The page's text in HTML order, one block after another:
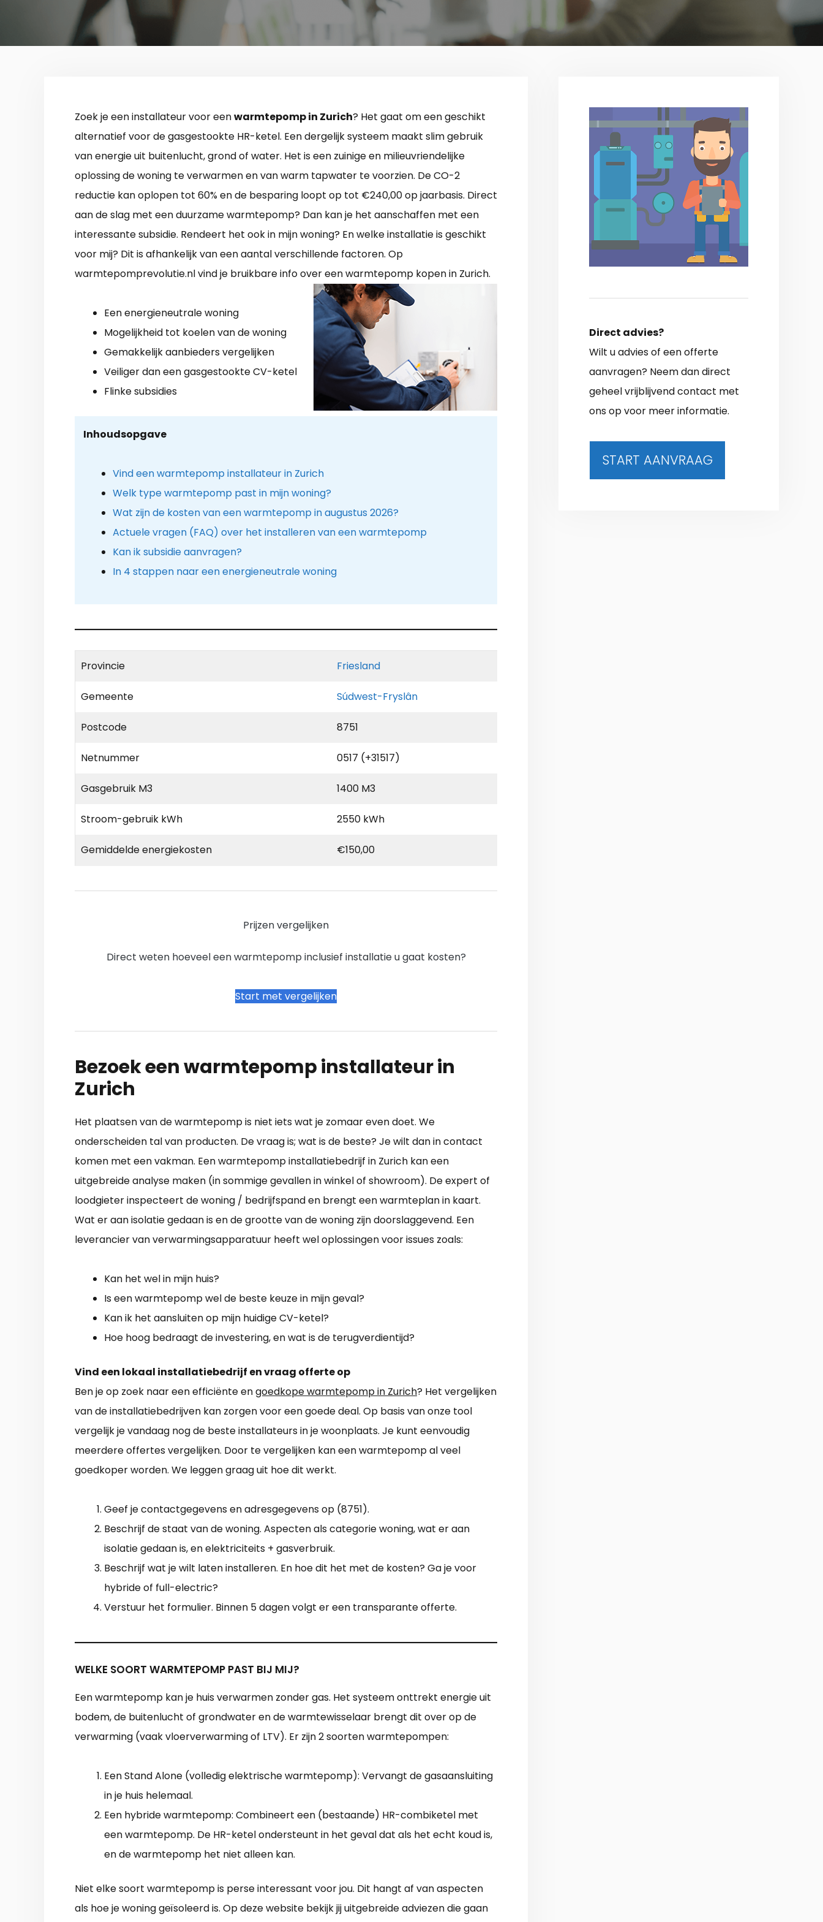
Zoek je een installateur voor eenwarmtepomp in Zurich? Het gaat om een geschikt
alternatief voor de gasgestookte HR-ketel. Een dergelijk systeem maakt slim gebruik
van energie uit buitenlucht, grond of water. Het is een zuinige en milieuvriendelijke
oplossing de woning te verwarmen en van warm tapwater te voorzien. De CO-2
reductie kan oplopen tot 60% en de besparing loopt op tot €240,00 op jaarbasis. Direct
aan de slag met een duurzame warmtepomp? Dan kan je het aanschaffen met een
interessante subsidie. Rendeert het ook in mijn woning? En welke installatie is geschikt
voor mij? Dit is afhankelijk van een aantal verschillende factoren. Op
warmtepomprevolutie.nl vind je bruikbare info over een warmtepomp kopen in Zurich.
Een energieneutrale woning
Mogelijkheid tot koelen van de woning
Gemakkelijk aanbieders vergelijken
Veiliger dan een gasgestookte CV-ketel
Flinke subsidies
Inhoudsopgave
Vind een warmtepomp installateur in Zurich
Welk type warmtepomp past in mijn woning?
Wat zijn de kosten van een warmtepomp in augustus 2026?
Actuele vragen (FAQ) over het installeren van een warmtepomp
Kan ik subsidie aanvragen?
In 4 stappen naar een energieneutrale woning
Provincie Friesland
Gemeente Súdwest-Fryslân
Postcode 8751
Netnummer 0517 (+31517)
Gasgebruik M3 1400 M3
Stroom-gebruik kWh 2550 kWh
Gemiddelde energiekosten €150,00
Prijzen vergelijken
Direct weten hoeveel een warmtepomp inclusief installatie u gaat kosten?
Start met vergelijken
Bezoek een warmtepomp installateur in
Zurich
Het plaatsen van de warmtepomp is niet iets wat je zomaar even doet. We
onderscheiden tal van producten. De vraag is; wat is de beste? Je wilt dan in contact
komen met een vakman. Een warmtepomp installatiebedrijf in Zurich kan een
uitgebreide analyse maken (in sommige gevallen in winkel of showroom). De expert of
loodgieter inspecteert de woning / bedrijfspand en brengt een warmteplan in kaart.
Wat er aan isolatie gedaan is en de grootte van de woning zijn doorslaggevend. Een
leverancier van verwarmingsapparatuur heeft wel oplossingen voor issues zoals:
Kan het wel in mijn huis?
Is een warmtepomp wel de beste keuze in mijn geval?
Kan ik het aansluiten op mijn huidige CV-ketel?
Hoe hoog bedraagt de investering, en wat is de terugverdientijd?
Vind een lokaal installatiebedrijf en vraag offerte op
Ben je op zoek naar een efficiënte engoedkope warmtepomp in Zurich? Het vergelijken
van de installatiebedrijven kan zorgen voor een goede deal. Op basis van onze tool
vergelijk je vandaag nog de beste installateurs in je woonplaats. Je kunt eenvoudig
meerdere offertes vergelijken. Door te vergelijken kan een warmtepomp al veel
goedkoper worden. We leggen graag uit hoe dit werkt.
Geef je contactgegevens en adresgegevens op (8751).
Beschrijf de staat van de woning. Aspecten als categorie woning, wat er aan
isolatie gedaan is, en elektriciteits + gasverbruik.
Beschrijf wat je wilt laten installeren. En hoe dit het met de kosten? Ga je voor
hybride of full-electric?
Verstuur het formulier. Binnen 5 dagen volgt er een transparante offerte.
WELKE SOORT WARMTEPOMP PAST BIJ MIJ?
Een warmtepomp kan je huis verwarmen zonder gas. Het systeem onttrekt energie uit
bodem, de buitenlucht of grondwater en de warmtewisselaar brengt dit over op de
verwarming (vaak vloerverwarming of LTV). Er zijn 2 soorten warmtepompen:
Een Stand Alone (volledig elektrische warmtepomp): Vervangt de gasaansluiting
in je huis helemaal.
Een hybride warmtepomp: Combineert een (bestaande) HR-combiketel met
een warmtepomp. De HR-ketel ondersteunt in het geval dat als het echt koud is,
en de warmtepomp het niet alleen kan.
Niet elke soort warmtepomp is perse interessant voor jou. Dit hangt af van aspecten
als hoe je woning geïsoleerd is. Op deze website bekijk jij uitgebreide adviezen die gaan
Direct advies?
Wilt u advies of een offerte
aanvragen? Neem dan direct
geheel vrijblijvend contact met
ons op voor meer informatie.
START AANVRAAG